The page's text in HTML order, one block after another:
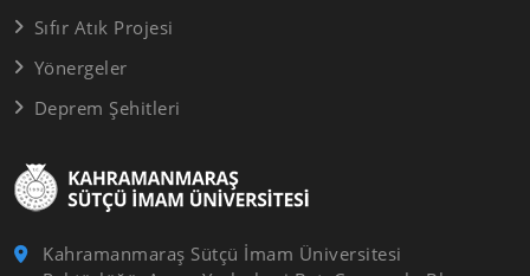
Kahramanmaraş Sütçü İmam Üniversitesi
Sıfır Atık Projesi
Yönergeler
Deprem Şehitleri